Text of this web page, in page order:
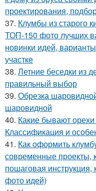
проектирования,
37. Клумбы из старого
ТОП-150 фото лучших
новинки идей,
участке
38. Летние беседки из
правильный выбор
39. Обрезка
шаровидной
40. Какие бывают
Классификация и
41. Как оформить
современные проекты,
пошаговая инструкция,
фото идей)